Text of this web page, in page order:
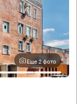
Еще 2 фото